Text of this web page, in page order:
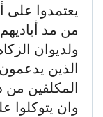
يعتمدوا على
من مد
ولديوان
الذين
المكلفين من
وان يتوكلوا